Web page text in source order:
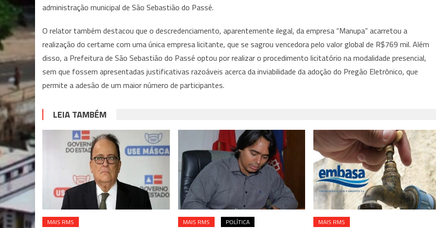
administração municipal de São Sebastião do Passé.
O relator também destacou que o descredenciamento, aparentemente ilegal, da empresa “Manupa” acarretou a
realização do certame com uma única empresa licitante, que se sagrou vencedora pelo valor global de R$769 mil. Além
disso, a Prefeitura de São Sebastião do Passé optou por realizar o procedimento licitatório na modalidade presencial,
sem que fossem apresentadas justificativas razoáveis acerca da inviabilidade da adoção do Pregão Eletrônico, que
permite a adesão de um maior número de participantes.
LEIA TAMBÉM
MAIS RMS MAIS RMS POLÍTICA MAIS RMS